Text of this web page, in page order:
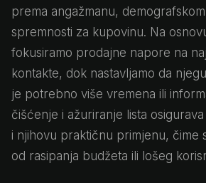
prema angažmanu,
spremnosti za kupovinu. Na
fokusiramo prodajne napore na
kontakte, dok nastavljamo da
je potrebno više vremena ili
čišćenje i ažuriranje lista
i njihovu praktičnu primjenu, čime
od rasipanja budžeta ili lošeg